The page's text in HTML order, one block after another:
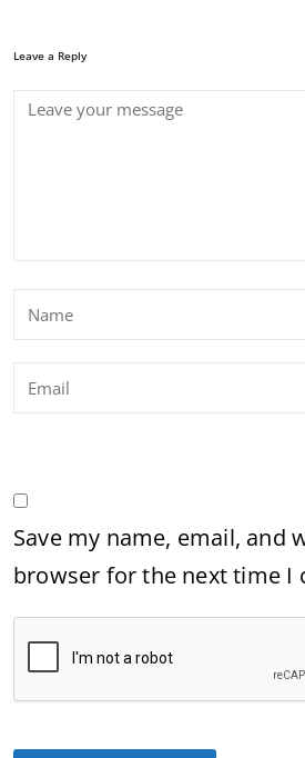
Leave a Reply
Save my name, email, and
browser for the next time I